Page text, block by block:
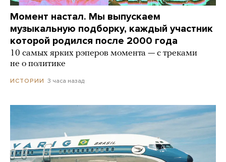
Момент настал. Мы выпускаем
музыкальную подборку, каждый участник
которой родился после 2000 года
10 самых ярких рэперов момента — с треками
не о политике
ИСТОРИИ 3 часа назад